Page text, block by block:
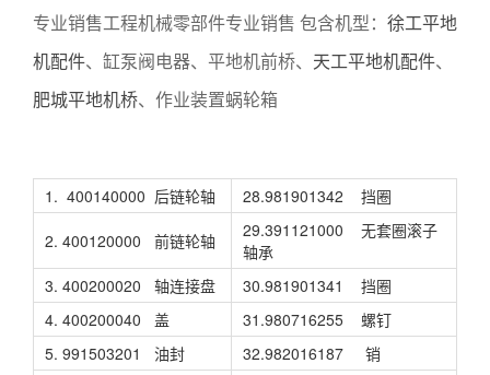
专业销售工程机械零部件专业销售 包含机型： 徐工平地
机配件、缸泵阀电器、平地机前桥、 天工平地机配件、
肥城平地机桥、作业装置蜗轮箱
1. 400140000 后链轮轴 28.981901342 挡圈
2. 400120000 前链轮轴
29.391121000 无套圈滚子
轴承
3. 400200020 轴连接盘
30.981901341 挡圈
4. 400200040 盖
31.980716255 螺钉
5. 991503201 油封
32.982016187 销